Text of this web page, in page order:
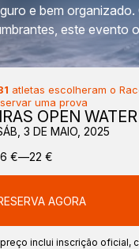
e bem organizado.
este evento
atletas escolheram o
uma prova
OPEN
3 DE MAIO, 2025
€—22 €
AGORA
inclui inscrição oficial,